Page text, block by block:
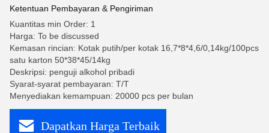
Ketentuan Pembayaran & Pengiriman
Kuantitas min Order: 1
Harga: To be discussed
Kemasan rincian: Kotak putih/per kotak 16,7*8*4,6/0,14kg/100pcs
satu karton 50*38*45/14kg
Deskripsi: penguji alkohol pribadi
Syarat-syarat pembayaran: T/T
Menyediakan kemampuan: 20000 pcs per bulan
Dapatkan Harga Terbaik